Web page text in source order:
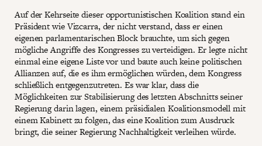
Auf der Kehrseite dieser opportunistischen Koalition stand ein
Präsident wie Vizcarra, der nicht verstand, dass er einen
eigenen parlamentarischen Block brauchte, um sich gegen
mögliche Angriffe des Kongresses zu verteidigen. Er legte nicht
einmal eine eigene Liste vor und baute auch keine politischen
Allianzen auf, die es ihm ermöglichen würden, dem Kongress
schließlich entgegenzutreten. Es war klar, dass die
Möglichkeiten zur Stabilisierung des letzten Abschnitts seiner
Regierung darin lagen, einem präsidialen Koalitionsmodell mit
einem Kabinett zu folgen, das eine Koalition zum Ausdruck
bringt, die seiner Regierung Nachhaltigkeit verleihen würde.